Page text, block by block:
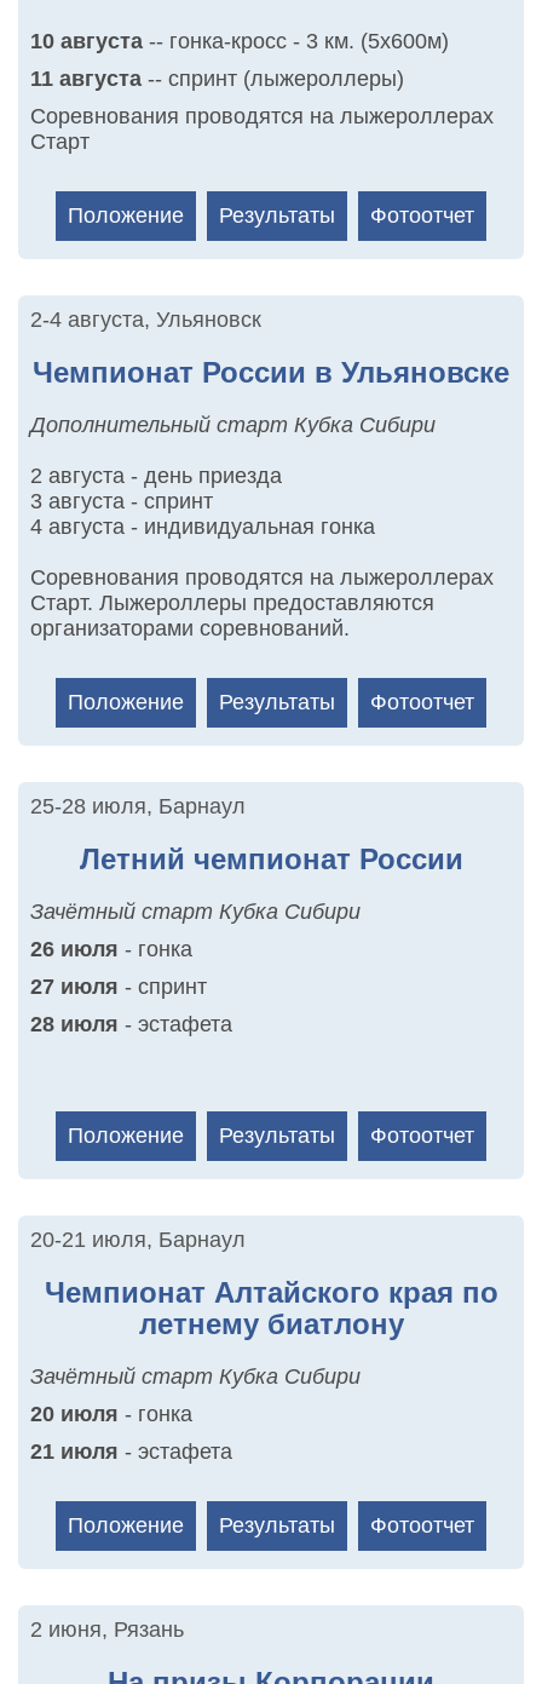
10 августа -- гонка-кросс - 3 км. (5х600м)
11 августа -- спринт (лыжероллеры)
Соревнования проводятся на лыжероллерах
Старт
Положение Результаты Фотоотчет
2-4 августа, Ульяновск
Чемпионат России в Ульяновске
Дополнительный старт Кубка Сибири
2 августа - день приезда
3 августа - спринт
4 августа - индивидуальная гонка
Соревнования проводятся на лыжероллерах
Старт. Лыжероллеры предоставляются
организаторами соревнований.
Положение Результаты Фотоотчет
25-28 июля, Барнаул
Летний чемпионат России
Зачётный старт Кубка Сибири
26 июля - гонка
27 июля - спринт
28 июля - эстафета
Положение Результаты Фотоотчет
20-21 июля, Барнаул
Чемпионат Алтайского края по
летнему биатлону
Зачётный старт Кубка Сибири
20 июля - гонка
21 июля - эстафета
Положение Результаты Фотоотчет
2 июня, Рязань